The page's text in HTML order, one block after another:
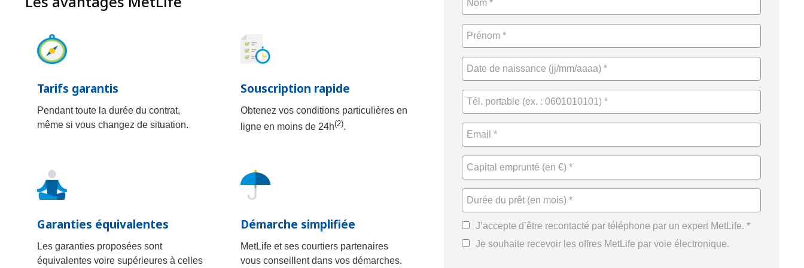
J’accepte d’être recontacté par téléphone par un expert MetLife. *
Je souhaite recevoir les offres MetLife par voie électronique.
Tarifs garantis
Pendant toute la durée du contrat,
même si vous changez de situation.
Souscription rapide
Obtenez vos conditions particulières en
ligne en moins de 24h(2).
Garanties équivalentes
Les garanties proposées sont
équivalentes voire supérieures à celles
Démarche simplifiée
MetLife et ses courtiers partenaires
vous conseillent dans vos démarches.